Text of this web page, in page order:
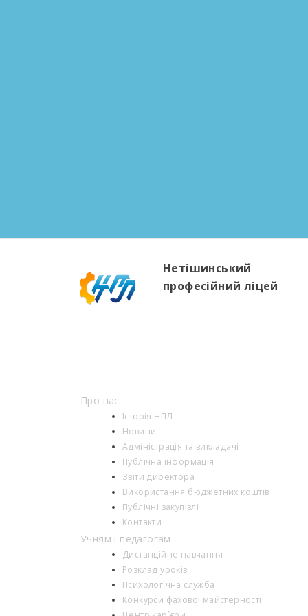
Нетішинський
професійний ліцей
Про нас
Історія НПЛ
Новини
Адміністрація та викладачі
Публічна інформація
Звіти директора
Використання бюджетних коштів
Публічні закупівлі
Контакти
Учням і педагогам
Дистанційне навчання
Розклад уроків
Психологiчна служба
Конкурси фахової майстерності